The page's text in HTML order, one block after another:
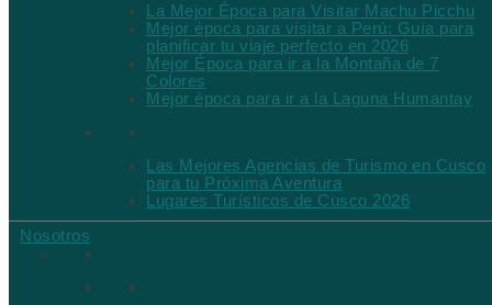
La Mejor Época para Visitar Machu Picchu
Mejor época para visitar a Perú: Guía para
planificar tu viaje perfecto en 2026
Mejor Época para ir a la Montaña de 7
Colores
Mejor época para ir a la Laguna Humantay
Las Mejores Agencias de Turismo en Cusco
para tu Próxima Aventura
Lugares Turísticos de Cusco 2026
Nosotros